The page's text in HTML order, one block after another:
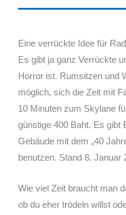
Eine verrückte Idee für
Es gibt ja ganz Verrückte
Horror ist. Rumsitzen und
möglich, sich die Zeit mit
10 Minuten zum Skylane
günstige 400 Baht. Es gibt
Gebäude mit dem „40
benutzen. Stand 8. Januar
Wie viel Zeit braucht man
ob du eher trödeln willst